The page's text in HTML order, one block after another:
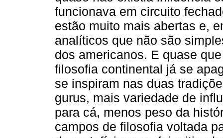
funcionava em circuito
estão muito mais abertas e,
analíticos que não são
dos americanos. E quase
filosofia continental já se
se inspiram nas duas
gurus, mais variedade de
para cá, menos peso da
campos de filosofia voltada